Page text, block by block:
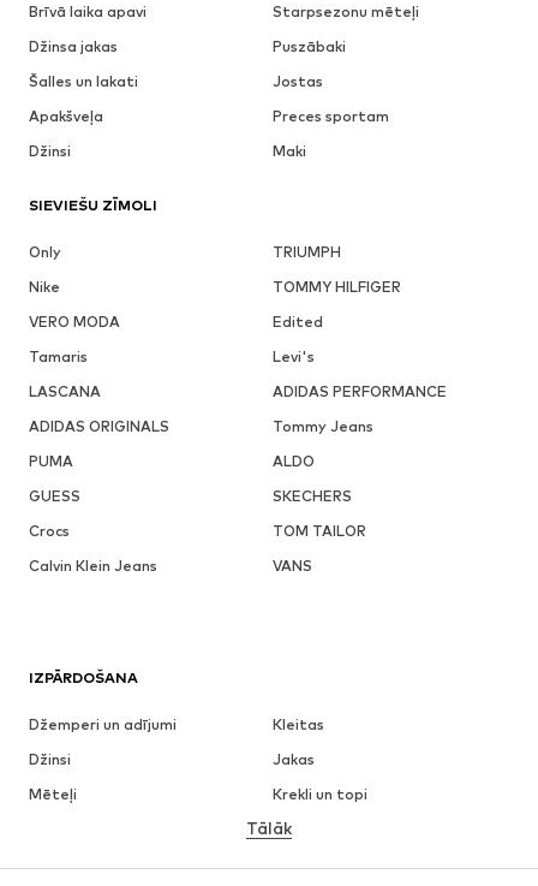
Brīvā laika apavi
Starpsezonu mēteļi
Džinsa jakas
Puszābaki
Šalles un lakati
Jostas
Apakšveļa
Preces sportam
Džinsi
Maki
SIEVIEŠU ZĪMOLI
Only
TRIUMPH
Nike
TOMMY HILFIGER
VERO MODA
Edited
Tamaris
Levi's
LASCANA
ADIDAS PERFORMANCE
ADIDAS ORIGINALS
Tommy Jeans
PUMA
ALDO
GUESS
SKECHERS
Crocs
TOM TAILOR
Calvin Klein Jeans
VANS
IZPĀRDOŠANA
Džemperi un adījumi
Kleitas
Džinsi
Jakas
Mēteļi
Krekli un topi
Apakšveļa
Svārki
Blūzes un tunikas
Tālāk